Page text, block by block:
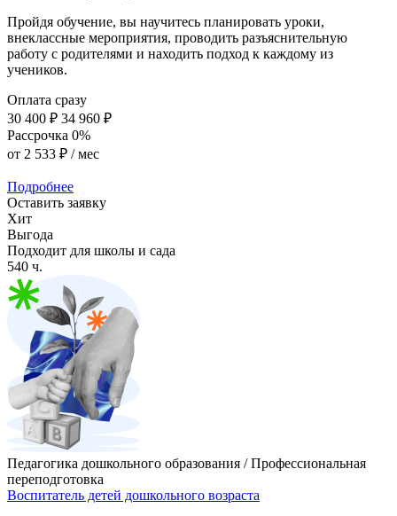
Пройдя обучение, вы научитесь планировать уроки,
внеклассные мероприятия, проводить разъяснительную
работу с родителями и находить подход к каждому из
учеников.
Оплата сразу
30 400 ₽ 34 960 ₽
Рассрочка 0%
от 2 533 ₽ / мес
Подробнее
Оставить заявку
Хит
Выгода
Подходит для школы и сада
540 ч.
Педагогика дошкольного образования / Профессиональная
переподготовка
Воспитатель детей дошкольного возраста